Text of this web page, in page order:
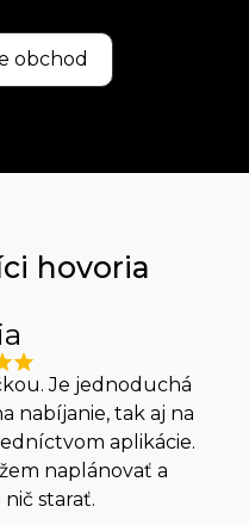
obchod
hovoria
Je jednoduchá
nabíjanie, tak aj na
aplikácie.
naplánovať a
starať.